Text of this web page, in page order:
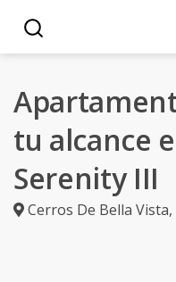
tu alcance
Serenity III
Cerros De Bella Vista,